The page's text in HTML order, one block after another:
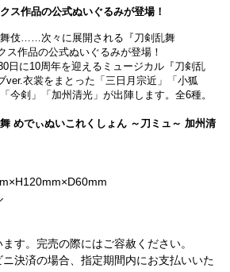
ス作品の公式ぬいぐるみが登場！
舞伎……次々に展開される『刀剣乱舞
ス作品の公式ぬいぐるみが登場！
日に10周年を迎えるミュージカル『刀剣乱
ver.衣裳をまとった「三日月宗近」「小狐
今剣」「加州清光」が出陣します。全6種。
めでぃぬいこれくしょん ～刀ミュ～ 加州清
す。完売の際にはご容赦ください。
ニ決済の場合、指定期間内にお支払いいた